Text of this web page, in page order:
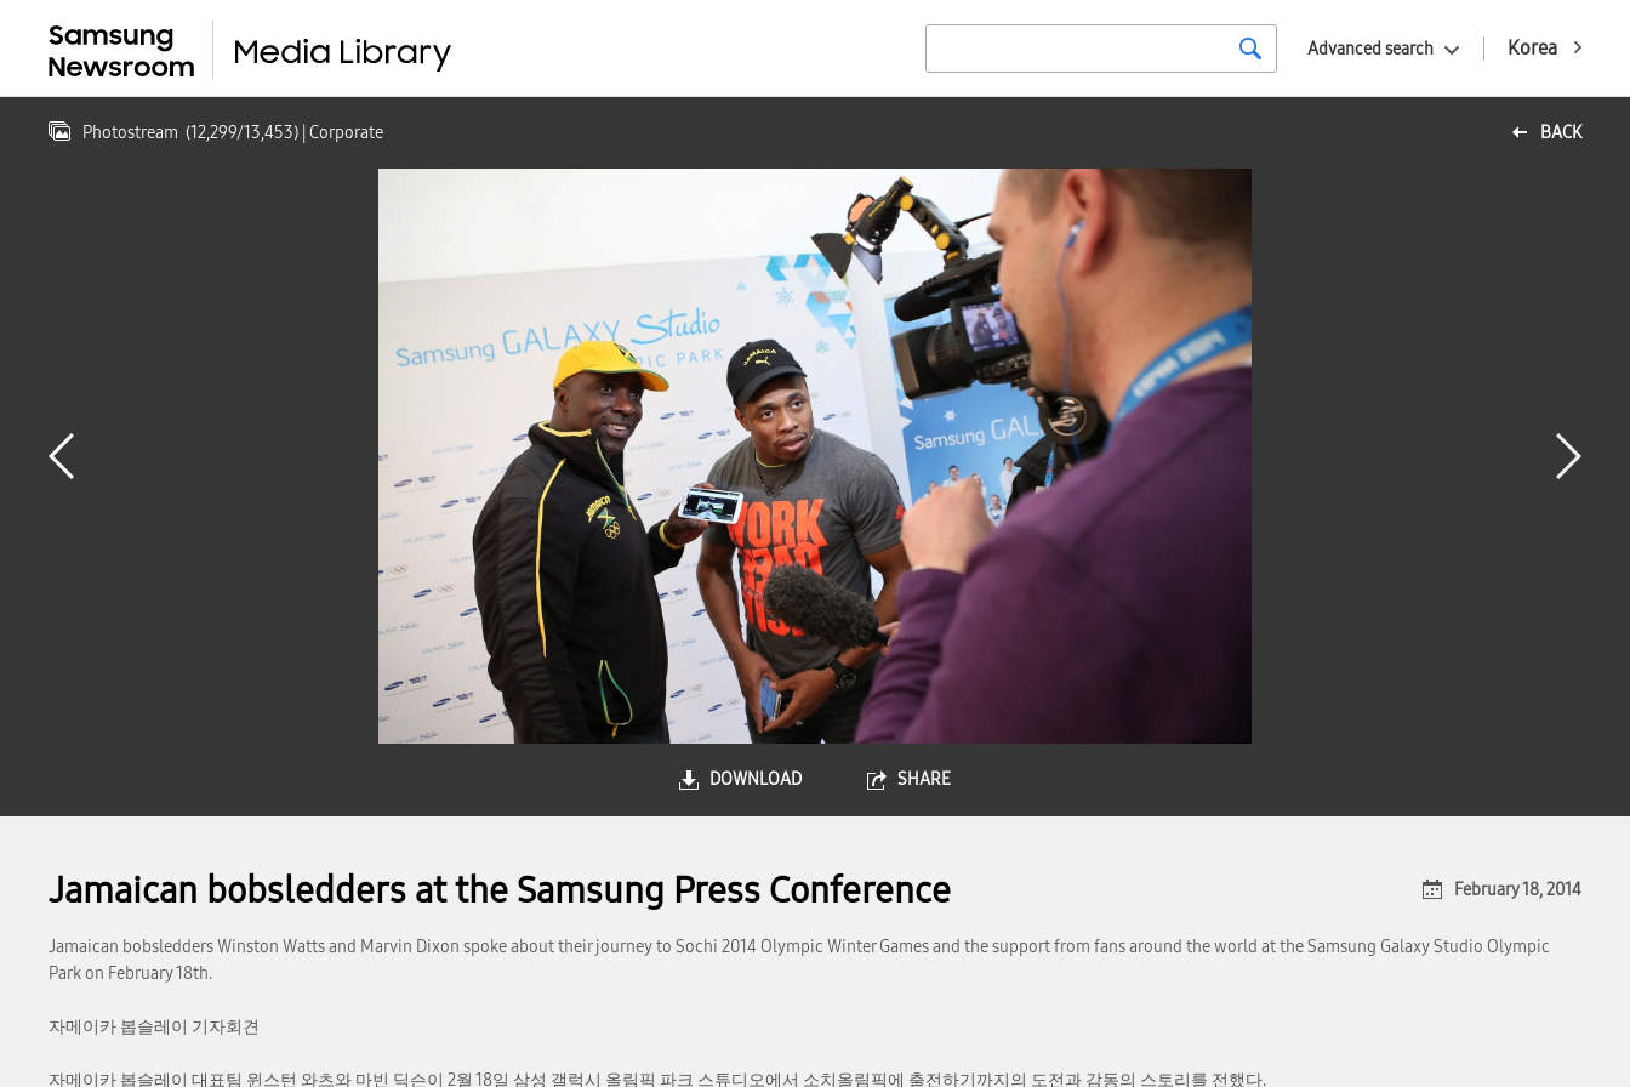
Korea
Advanced search
BACK
Photostream (12,299/13,453) | Corporate
DOWNLOAD SHARE
Jamaican bobsledders at the Samsung Press Conference February 18, 2014
Jamaican bobsledders Winston Watts and Marvin Dixon spoke about their journey to Sochi 2014 Olympic Winter Games and the support from fans around the world at the Samsung Galaxy Studio Olympic
Park on February 18th.
자메이카 봅슬레이 기자회견
자메이카 봅슬레이 대표팀 윈스턴 와츠와 마빈 딕슨이 2월 18일 삼성 갤럭시 올림픽 파크 스튜디오에서 소치올림픽에 출전하기까지의 도전과 감동의 스토리를 전했다.